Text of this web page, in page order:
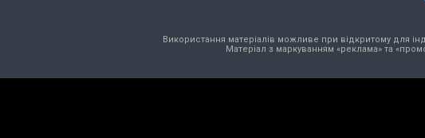
Використання матеріалів можливе при відкритому для
Матеріал з маркуванням «реклама» та